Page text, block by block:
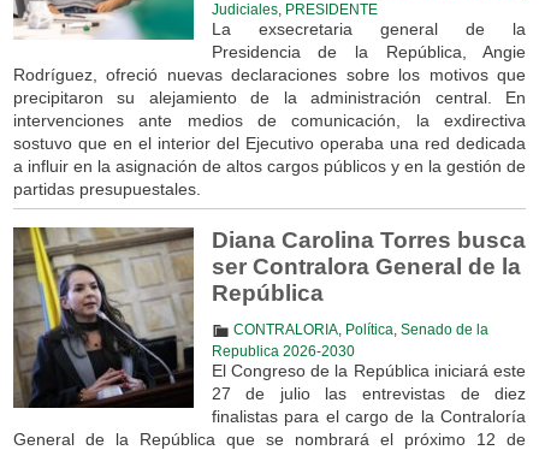
Judiciales, PRESIDENTE
La exsecretaria general de la
Presidencia de la República, Angie
Rodríguez, ofreció nuevas declaraciones sobre los motivos que
precipitaron su alejamiento de la administración central. En
intervenciones ante medios de comunicación, la exdirectiva
sostuvo que en el interior del Ejecutivo operaba una red dedicada
a influir en la asignación de altos cargos públicos y en la gestión de
partidas presupuestales.
Diana Carolina Torres busca
ser Contralora General de la
República
CONTRALORIA, Política Senado de la
Republica 2026-2030
El Congreso de la República iniciará este
27 de julio las entrevistas de diez
finalistas para el cargo de la Contraloría
General de la República que se nombrará el próximo 12 de